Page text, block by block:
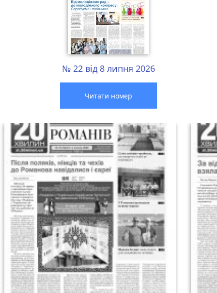
№ 22 від 8 липня 2026
Читати номер